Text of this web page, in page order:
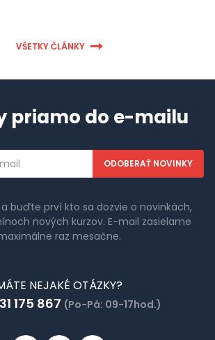
VŠETKY ČLÁNKY
priamo do e-mailu
buďte prví kto sa dozvie o novinkách,
nových kurzov. E-mail zasielame
raz mesačne.
NEJAKÉ OTÁZKY?
175 867 (Po-Pá: 09-17hod.)